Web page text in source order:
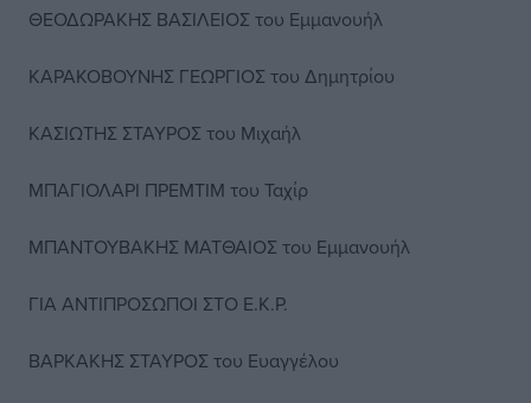
ΘΕΟΔΩΡΑΚΗΣ ΒΑΣΙΛΕΙΟΣ του Εμμανουήλ
ΚΑΡΑΚΟΒΟΥΝΗΣ ΓΕΩΡΓΙΟΣ του Δημητρίου
ΚΑΣΙΩΤΗΣ ΣΤΑΥΡΟΣ του Μιχαήλ
ΜΠΑΓΙΟΛΑΡΙ ΠΡΕΜΤΙΜ του Ταχίρ
ΜΠΑΝΤΟΥΒΑΚΗΣ ΜΑΤΘΑΙΟΣ του Εμμανουήλ
ΓΙΑ ΑΝΤΙΠΡΟΣΩΠΟΙ ΣΤΟ Ε.Κ.Ρ.
ΒΑΡΚΑΚΗΣ ΣΤΑΥΡΟΣ του Ευαγγέλου